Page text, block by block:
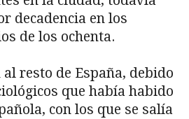
decadencia en los
de los ochenta.
resto de España, debido
que había habido
con los que se salía